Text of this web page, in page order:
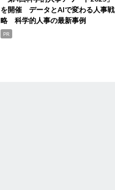
を開催 データとAIで変わる人事戦
略 科学的人事の最新事例
PR